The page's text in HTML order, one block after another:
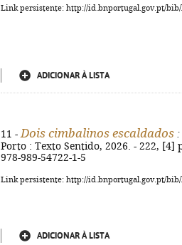
Link persistente: http://id.bnportugal.gov.pt/bib/
ADICIONAR À LISTA
11 - Dois cimbalinos escaldados
Porto : Texto Sentido, 2026. - 222, [4]
978-989-54722-1-5
Link persistente: http://id.bnportugal.gov.pt/bib/
ADICIONAR À LISTA